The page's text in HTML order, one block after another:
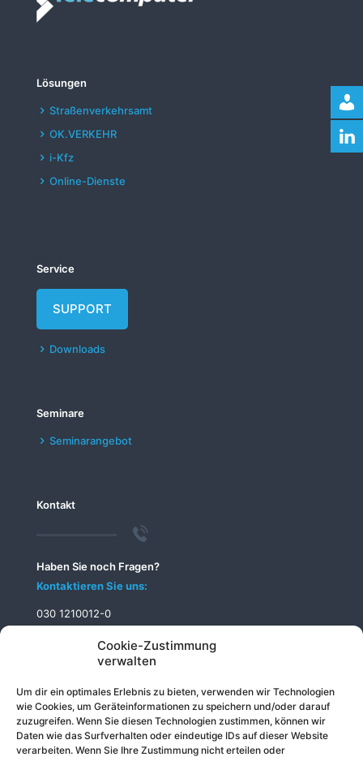
Cookie-Zustimmung
verwalten
Um dir ein optimales Erlebnis zu bieten, verwenden wir Technologien
wie Cookies, um Geräteinformationen zu speichern und/oder darauf
zuzugreifen. Wenn Sie diesen Technologien zustimmen, können wir
Daten wie das Surfverhalten oder eindeutige IDs auf dieser Website
verarbeiten. Wenn Sie Ihre Zustimmung nicht erteilen oder
Lösungen
Straßenverkehrsamt
OK.VERKEHR
i-Kfz
Online-Dienste
Service
SUPPORT
Downloads
Seminare
Seminarangebot
Kontakt
Haben Sie noch Fragen?
Kontaktieren Sie uns:
030 1210012-0
info@telecomputer.de